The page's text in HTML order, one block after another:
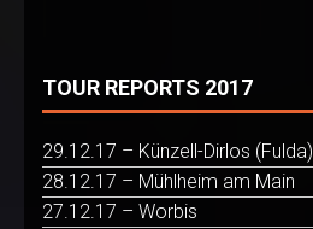
TOUR REPORTS 2017
29.12.17 – Künzell-Dirlos (Fulda)
28.12.17 – Mühlheim am Main
27.12.17 – Worbis